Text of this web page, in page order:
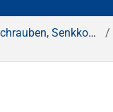
Pozidrive Kreuzschlitz